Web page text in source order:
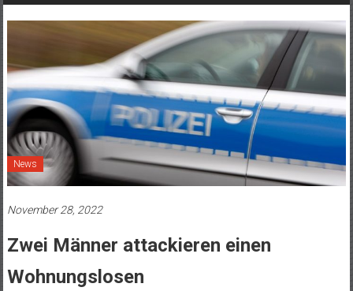
News
November 28, 2022
Zwei Männer attackieren einen
Wohnungslosen